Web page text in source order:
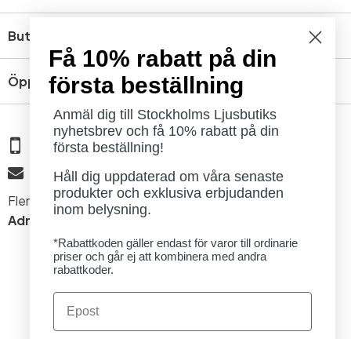
Butik
Öppettider
08 - 654 29 00
info@ljusbutik.se
Fler kontaktuppgifter »
Adress:
Kungsholmsgatan 6, 112 27 Stockholm
Få 10% rabatt på din
första beställning
Anmäl dig till Stockholms Ljusbutiks
nyhetsbrev och få 10% rabatt på din
första beställning!
Håll dig uppdaterad om våra senaste
produkter och exklusiva erbjudanden
inom belysning.
*Rabattkoden gäller endast för varor till ordinarie
priser och går ej att kombinera med andra
rabattkoder.
Email